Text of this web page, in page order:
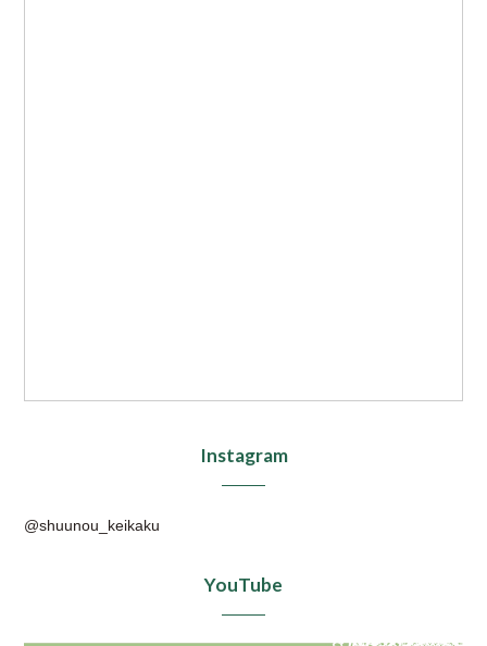
Instagram
@shuunou_keikaku
YouTube